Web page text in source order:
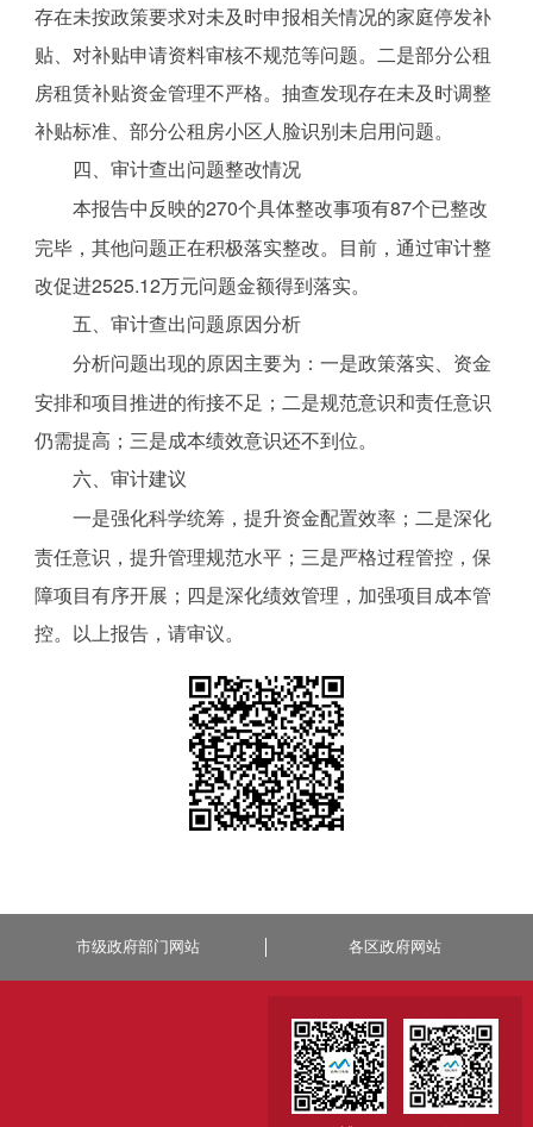
存在未按政策要求对未及时申报相关情况的家庭停发补
贴、对补贴申请资料审核不规范等问题。二是部分公租
房租赁补贴资金管理不严格。抽查发现存在未及时调整
补贴标准、部分公租房小区人脸识别未启用问题。
四、审计查出问题整改情况
本报告中反映的270个具体整改事项有87个已整改
完毕，其他问题正在积极落实整改。目前，通过审计整
改促进2525.12万元问题金额得到落实。
五、审计查出问题原因分析
分析问题出现的原因主要为：一是政策落实、资金
安排和项目推进的衔接不足；二是规范意识和责任意识
仍需提高；三是成本绩效意识还不到位。
六、审计建议
一是强化科学统筹，提升资金配置效率；二是深化
责任意识，提升管理规范水平；三是严格过程管控，保
障项目有序开展；四是深化绩效管理，加强项目成本管
控。以上报告，请审议。
市级政府部门网站 各区政府网站